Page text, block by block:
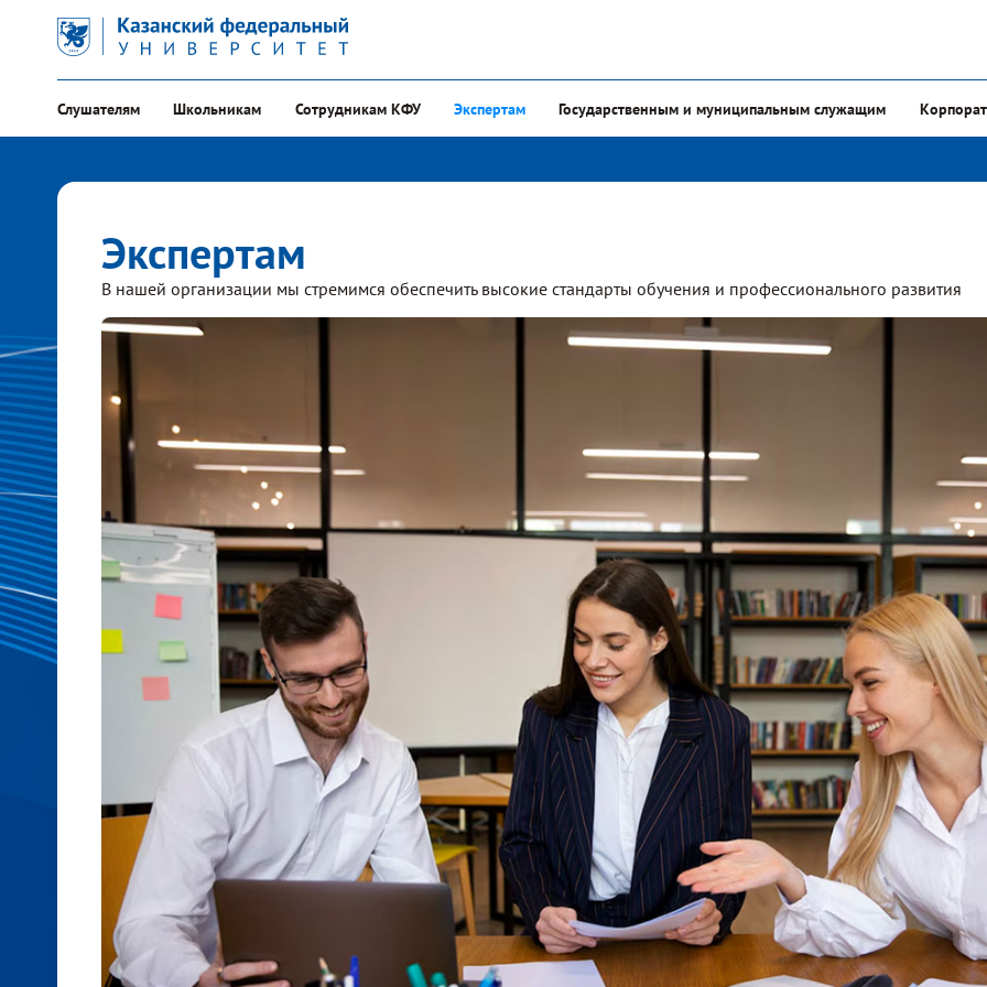
Слушателям Школьникам Сотрудникам КФУ Экспертам Государственным и муниципальным служащим
Экспертам
В нашей организации мы стремимся обеспечить высокие стандарты обучения и профессионального развития